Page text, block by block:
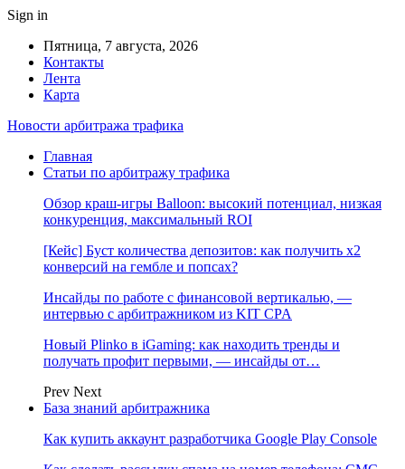
Sign in
Пятница, 7 августа, 2026
Контакты
Лента
Карта
Новости арбитража трафика
Главная
Статьи по арбитражу трафика
Обзор краш-игры Balloon: высокий потенциал, низкая
конкуренция, максимальный ROI
[Кейс] Буст количества депозитов: как получить х2
конверсий на гембле и попсах?
Инсайды по работе с финансовой вертикалью, —
интервью с арбитражником из KIT CPA
Новый Plinko в iGaming: как находить тренды и
получать профит первыми, — инсайды от…
Prev Next
База знаний арбитражника
Как купить аккаунт разработчика Google Play Console